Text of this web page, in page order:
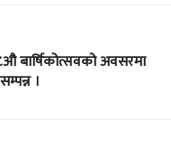
बार्षिकोत्सवको अवसरमा
।